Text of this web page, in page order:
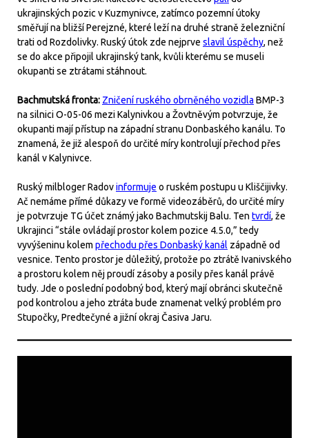
ukrajinských pozic v Kuzmynivce, zatímco pozemní útoky
směřují na bližší Perejzné, které leží na druhé straně železniční
trati od Rozdolivky. Ruský útok zde nejprve slavil úspěchy, než
se do akce připojil ukrajinský tank, kvůli kterému se museli
okupanti se ztrátami stáhnout.
Bachmutská fronta: Zničení ruského obrněného vozidla BMP-3
na silnici O-05-06 mezi Kalynivkou a Žovtněvým potvrzuje, že
okupanti mají přístup na západní stranu Donbaského kanálu. To
znamená, že již alespoň do určité míry kontrolují přechod přes
kanál v Kalynivce.
Ruský milbloger Radovinformuje o ruském postupu u Kliščijivky.
Ač nemáme přímé důkazy ve formě videozáběrů, do určité míry
je potvrzuje TG účet známý jako Bachmutskij Balu. Ten tvrdí, že
Ukrajinci “stále ovládají prostor kolem pozice 4.5.0,” tedy
vyvýšeninu kolem přechodu přes Donbaský kanál západně od
vesnice. Tento prostor je důležitý, protože po ztrátě Ivanivského
a prostoru kolem něj proudí zásoby a posily přes kanál právě
tudy. Jde o poslední podobný bod, který mají obránci skutečně
pod kontrolou a jeho ztráta bude znamenat velký problém pro
Stupočky, Predtečyné a jižní okraj Časiva Jaru.